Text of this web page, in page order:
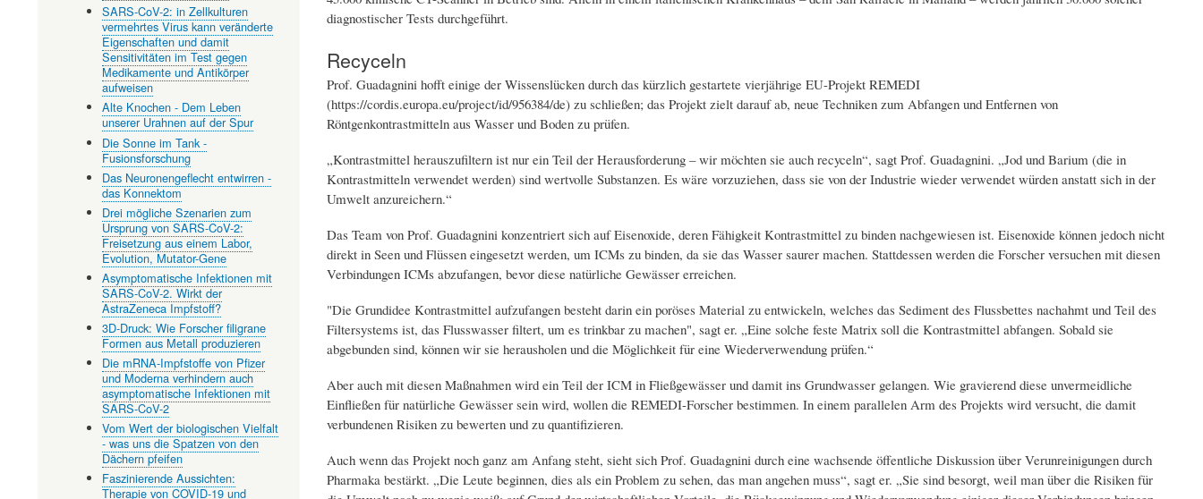
diagnostischer Tests durchgeführt.
Recyceln
Prof. Guadagnini hofft einige der Wissenslücken durch das kürzlich gestartete vierjährige EU-Projekt REMEDI
(https://cordis.europa.eu/project/id/956384/de) zu schließen; das Projekt zielt darauf ab, neue Techniken zum Abfangen und Entfernen von
Röntgenkontrastmitteln aus Wasser und Boden zu prüfen.
„Kontrastmittel herauszufiltern ist nur ein Teil der Herausforderung – wir möchten sie auch recyceln“, sagt Prof. Guadagnini. „Jod und Barium (die in
Kontrastmitteln verwendet werden) sind wertvolle Substanzen. Es wäre vorzuziehen, dass sie von der Industrie wieder verwendet würden anstatt sich in der
Umwelt anzureichern.“
Das Team von Prof. Guadagnini konzentriert sich auf Eisenoxide, deren Fähigkeit Kontrastmittel zu binden nachgewiesen ist. Eisenoxide können jedoch nicht
direkt in Seen und Flüssen eingesetzt werden, um ICMs zu binden, da sie das Wasser saurer machen. Stattdessen werden die Forscher versuchen mit diesen
Verbindungen ICMs abzufangen, bevor diese natürliche Gewässer erreichen.
"Die Grundidee Kontrastmittel aufzufangen besteht darin ein poröses Material zu entwickeln, welches das Sediment des Flussbettes nachahmt und Teil des
Filtersystems ist, das Flusswasser filtert, um es trinkbar zu machen", sagt er. „Eine solche feste Matrix soll die Kontrastmittel abfangen. Sobald sie
abgebunden sind, können wir sie herausholen und die Möglichkeit für eine Wiederverwendung prüfen.“
Aber auch mit diesen Maßnahmen wird ein Teil der ICM in Fließgewässer und damit ins Grundwasser gelangen. Wie gravierend diese unvermeidliche
Einfließen für natürliche Gewässer sein wird, wollen die REMEDI-Forscher bestimmen. In einem parallelen Arm des Projekts wird versucht, die damit
verbundenen Risiken zu bewerten und zu quantifizieren.
Auch wenn das Projekt noch ganz am Anfang steht, sieht sich Prof. Guadagnini durch eine wachsende öffentliche Diskussion über Verunreinigungen durch
Pharmaka bestärkt. „Die Leute beginnen, dies als ein Problem zu sehen, das man angehen muss“, sagt er. „Sie sind besorgt, weil man über die Risiken für
SARS-CoV-2: in Zellkulturen
vermehrtes Virus kann veränderte
Eigenschaften und damit
Sensitivitäten im Test gegen
Medikamente und Antikörper
aufweisen
Alte Knochen - Dem Leben
unserer Urahnen auf der Spur
Die Sonne im Tank -
Fusionsforschung
Das Neuronengeflecht entwirren -
das Konnektom
Drei mögliche Szenarien zum
Ursprung von SARS-CoV-2:
Freisetzung aus einem Labor,
Evolution, Mutator-Gene
Asymptomatische Infektionen mit
SARS-CoV-2. Wirkt der
AstraZeneca Impfstoff?
3D-Druck: Wie Forscher filigrane
Formen aus Metall produzieren
Die mRNA-Impfstoffe von Pfizer
und Moderna verhindern auch
asymptomatische Infektionen mit
SARS-CoV-2
Vom Wert der biologischen Vielfalt
- was uns die Spatzen von den
Dächern pfeifen
Faszinierende Aussichten:
Therapie von COVID-19 und